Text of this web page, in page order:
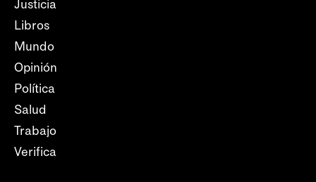
Justicia
Libros
Mundo
Opinión
Política
Salud
Trabajo
Verifica